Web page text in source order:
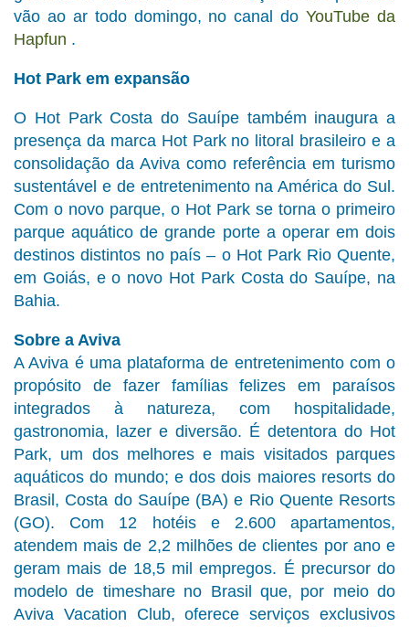
vão ao ar todo domingo, no canal doYouTube da
Hapfun .
Hot Park em expansão
O Hot Park Costa do Sauípe também inaugura a
presença da marca Hot Park no litoral brasileiro e a
consolidação da Aviva como referência em turismo
sustentável e de entretenimento na América do Sul.
Com o novo parque, o Hot Park se torna o primeiro
parque aquático de grande porte a operar em dois
destinos distintos no país – o Hot Park Rio Quente,
em Goiás, e o novo Hot Park Costa do Sauípe, na
Bahia.
Sobre a Aviva
A Aviva é uma plataforma de entretenimento com o
propósito de fazer famílias felizes em paraísos
integrados à natureza, com hospitalidade,
gastronomia, lazer e diversão. É detentora do Hot
Park, um dos melhores e mais visitados parques
aquáticos do mundo; e dos dois maiores resorts do
Brasil, Costa do Sauípe (BA) e Rio Quente Resorts
(GO). Com 12 hotéis e 2.600 apartamentos,
atendem mais de 2,2 milhões de clientes por ano e
geram mais de 18,5 mil empregos. É precursor do
modelo de timeshare no Brasil que, por meio do
Aviva Vacation Club, oferece serviços exclusivos